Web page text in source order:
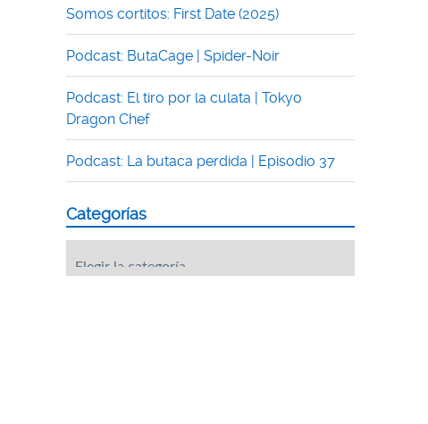
Somos cortitos: First Date (2025)
Podcast: ButaCage | Spider-Noir
Podcast: El tiro por la culata | Tokyo
Dragon Chef
Podcast: La butaca perdida | Episodio 37
Categorías